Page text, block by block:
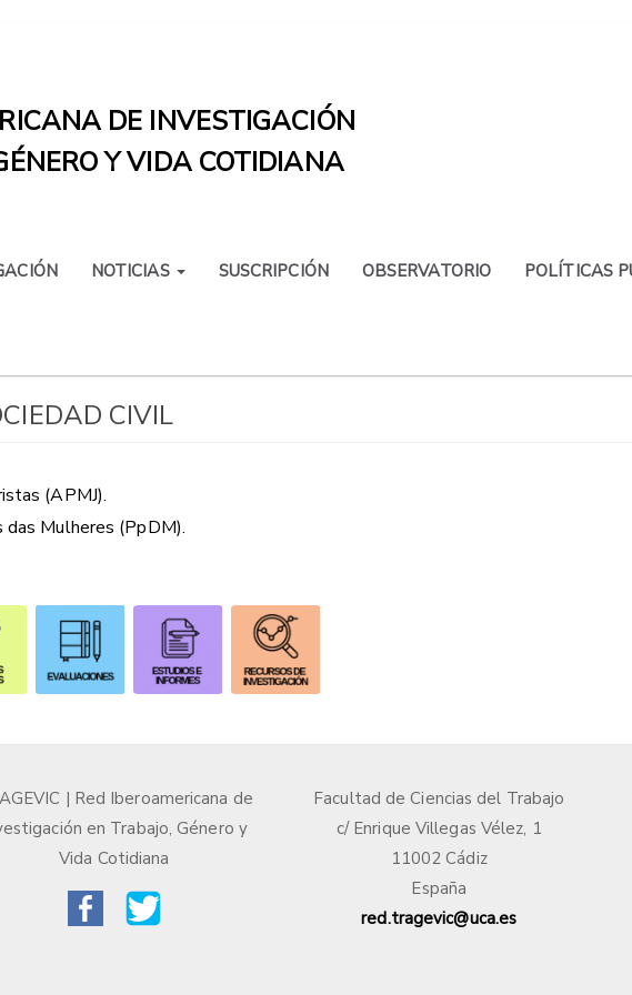
DE INVESTIGACIÓN
Y VIDA COTIDIANA
NOTICIAS SUSCRIPCIÓN OBSERVATORIO POLÍTICAS
CIVIL
(APMJ).
Mulheres (PpDM).
| Red Iberoamericana de
en Trabajo, Género y
Vida Cotidiana
Facultad de Ciencias del Trabajo
c/ Enrique Villegas Vélez, 1
11002 Cádiz
España
red.tragevic@uca.es